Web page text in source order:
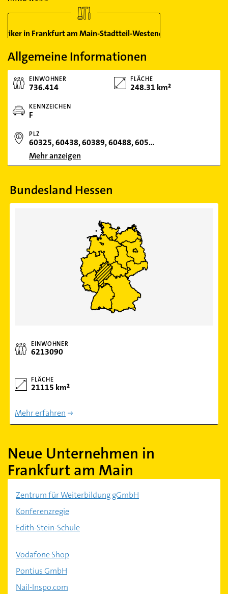
in Frankfurt am Main-Stadtteil-Westend-Süd
Allgemeine Informationen
EINWOHNER
736.414
FLÄCHE
248.31 km²
KENNZEICHEN
F
PLZ
60325, 60438, 60389, 60488, 60528, 60599, 65929, 60314, 60323, 60329, 60311, 60594, 60385, 60486, 60439, 60322, 60316, 60326, 60327, 60549, 60437, 60388, 60487, 60313, 60433, 65931, 60435, 60431, 15234, 60386, 65936, 60489, 60310, 60596, 65934, 60598, 60320, 60529, 65933, 60318, 60308, 65908, 600
Mehr anzeigen
Bundesland Hessen
EINWOHNER
6213090
FLÄCHE
21115 km²
Mehr erfahren
Neue Unternehmen in
Frankfurt am Main
Zentrum für Weiterbildung gGmbH
Konferenzregie
Edith-Stein-Schule
Vodafone Shop
Pontius GmbH
Nail-Inspo.com